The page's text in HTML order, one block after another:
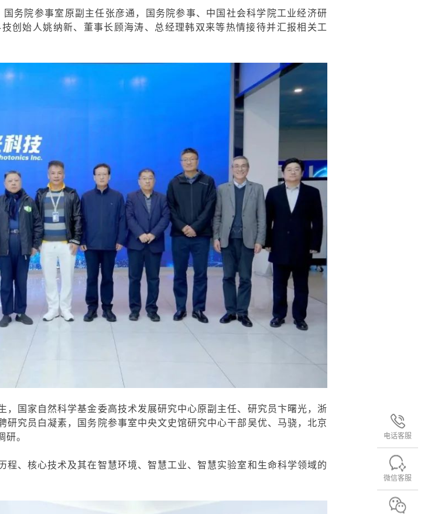
电话客服
微信客服
务院参事室原副主任张彦通，国务院参事、中国社会科学院工业经济研
创始人姚纳新、董事长顾海涛、总经理韩双来等热情接待并汇报相关工
国家自然科学基金委高技术发展研究中心原副主任、研究员卞曙光，浙
究员白凝素，国务院参事室中央文史馆研究中心干部吴优、马骁，北京
。
、核心技术及其在智慧环境、智慧工业、智慧实验室和生命科学领域的